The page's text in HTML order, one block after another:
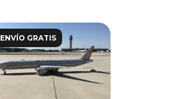
ENVÍO GRATIS